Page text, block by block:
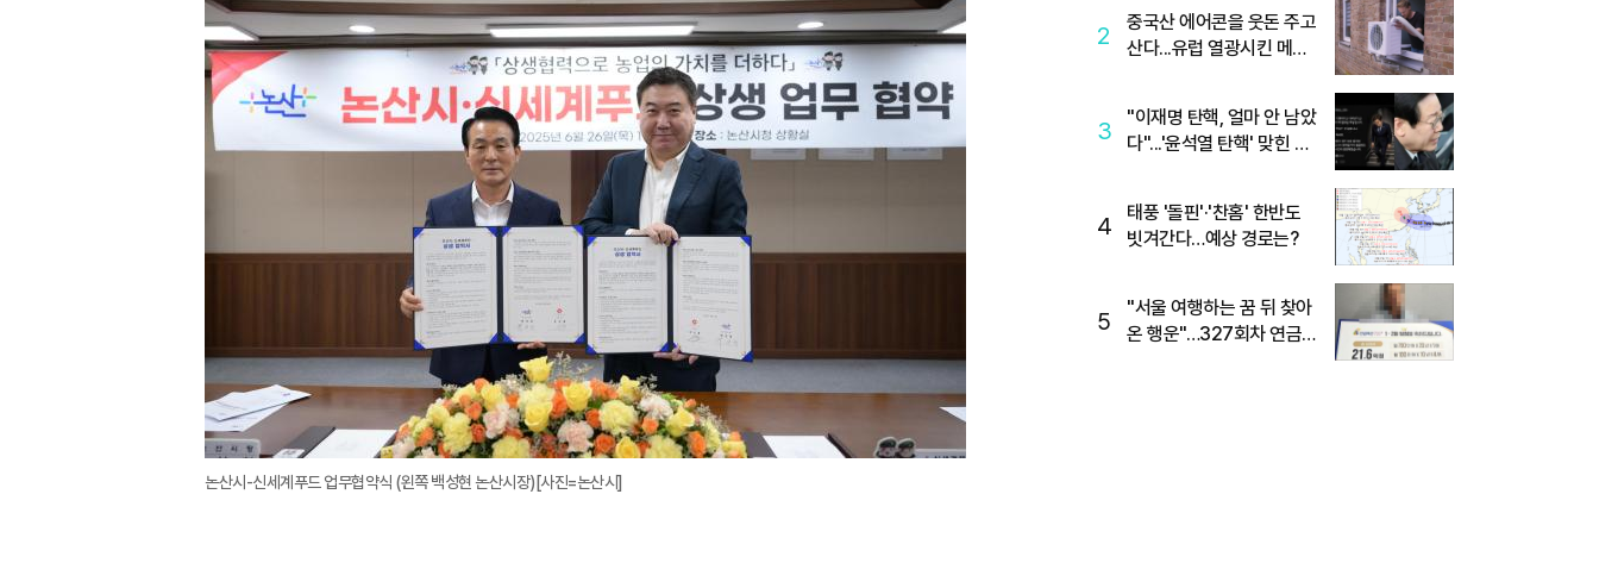
미
지
확
대
논산시-신세계푸드 업무협약식 (왼쪽 백성현 논산시장)[사진=논산시]
2
중국산 에어콘을 웃돈 주고
산다...유럽 열광시킨 메이
3
"이재명 탄핵, 얼마 안 남았
다"...'윤석열 탄핵' 맞힌 무
4
태풍 '돌핀'·'찬홈' 한반도
빗겨간다…예상 경로는?
5
"서울 여행하는 꿈 뒤 찾아
온 행운"…327회차 연금